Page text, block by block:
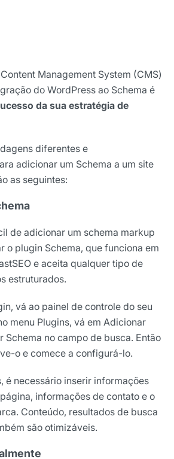
Management System (CMS)
do WordPress ao Schema é
da sua estratégia de
diferentes e
adicionar um Schema a um site
as seguintes:
de adicionar um schema markup
o plugin Schema, que funciona em
e aceita qualquer tipo de
estruturados.
vá ao painel de controle do seu
menu Plugins, vá em Adicionar
Schema no campo de busca. Então
o e comece a configurá-lo.
é necessário inserir informações
informações de contato e o
Conteúdo, resultados de busca
são otimizáveis.